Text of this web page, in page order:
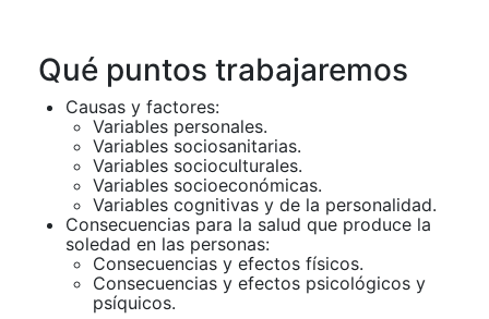
Qué puntos trabajaremos
Causas y factores:
Variables personales.
Variables sociosanitarias.
Variables socioculturales.
Variables socioeconómicas.
Variables cognitivas y de la personalidad.
Consecuencias para la salud que produce la
soledad en las personas:
Consecuencias y efectos físicos.
Consecuencias y efectos psicológicos y
psíquicos.